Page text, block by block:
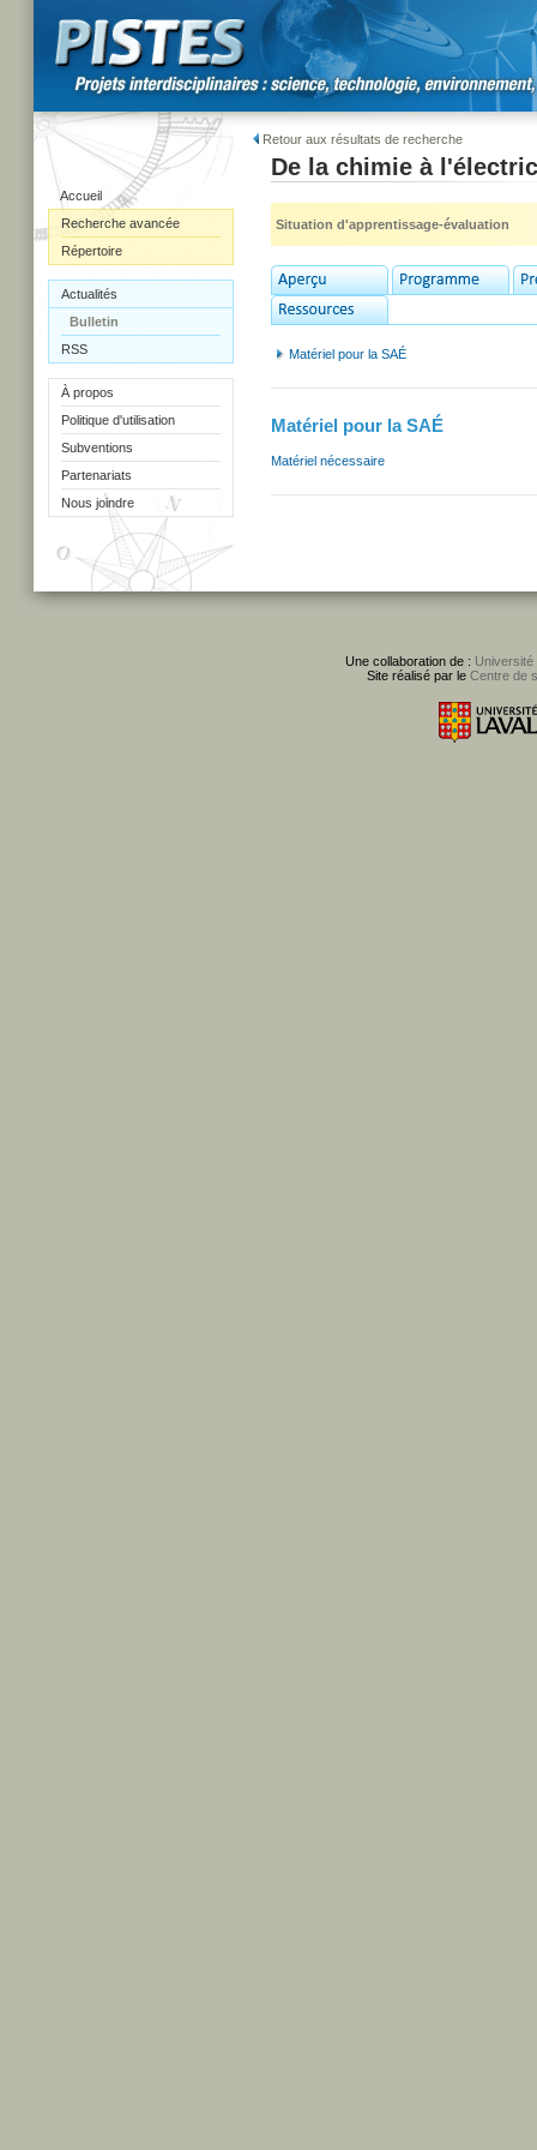
Accueil
Recherche avancée
Répertoire
Actualités
Bulletin
RSS
À propos
Politique d'utilisation
Subventions
Partenariats
Nous joindre
Retour aux résultats de recherche
De la chimie à
Situation d'apprentissage-évaluation
Matériel pour la SAÉ
Matériel pour la SAÉ
Matériel nécessaire
Une collaboration de : Université
Site réalisé par le Centre de